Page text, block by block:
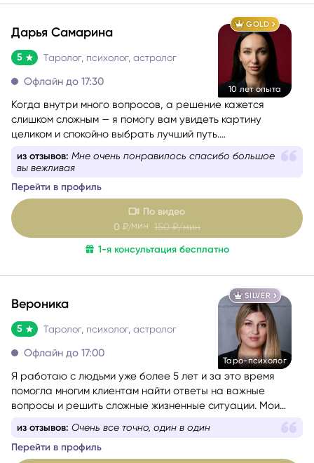
GOLD
10 лет опыта
Дарья Самарина
5
Когда внутри много вопросов, а решение кажется
слишком сложным — я помогу вам увидеть картину
Более 10 лет я работаю в связке астрологии и Таро,
помогая людям проходить сложные этапы жизни
осознанно и с опорой на себя.
из отзывов: Мне очень понравилось спасибо большое
Перейти в профиль
По видео
0 ₽/мин150 ₽/мин
SILVER
Таро-психолог
Вероника
5
Я работаю с людьми уже более 5 лет и за это время
помогла многим клиентам найти ответы на важные
любимые сферы работы — это отношения, саморазвитие
и предназначение. Я верю, что каждый человек имеет
Перейти в профиль